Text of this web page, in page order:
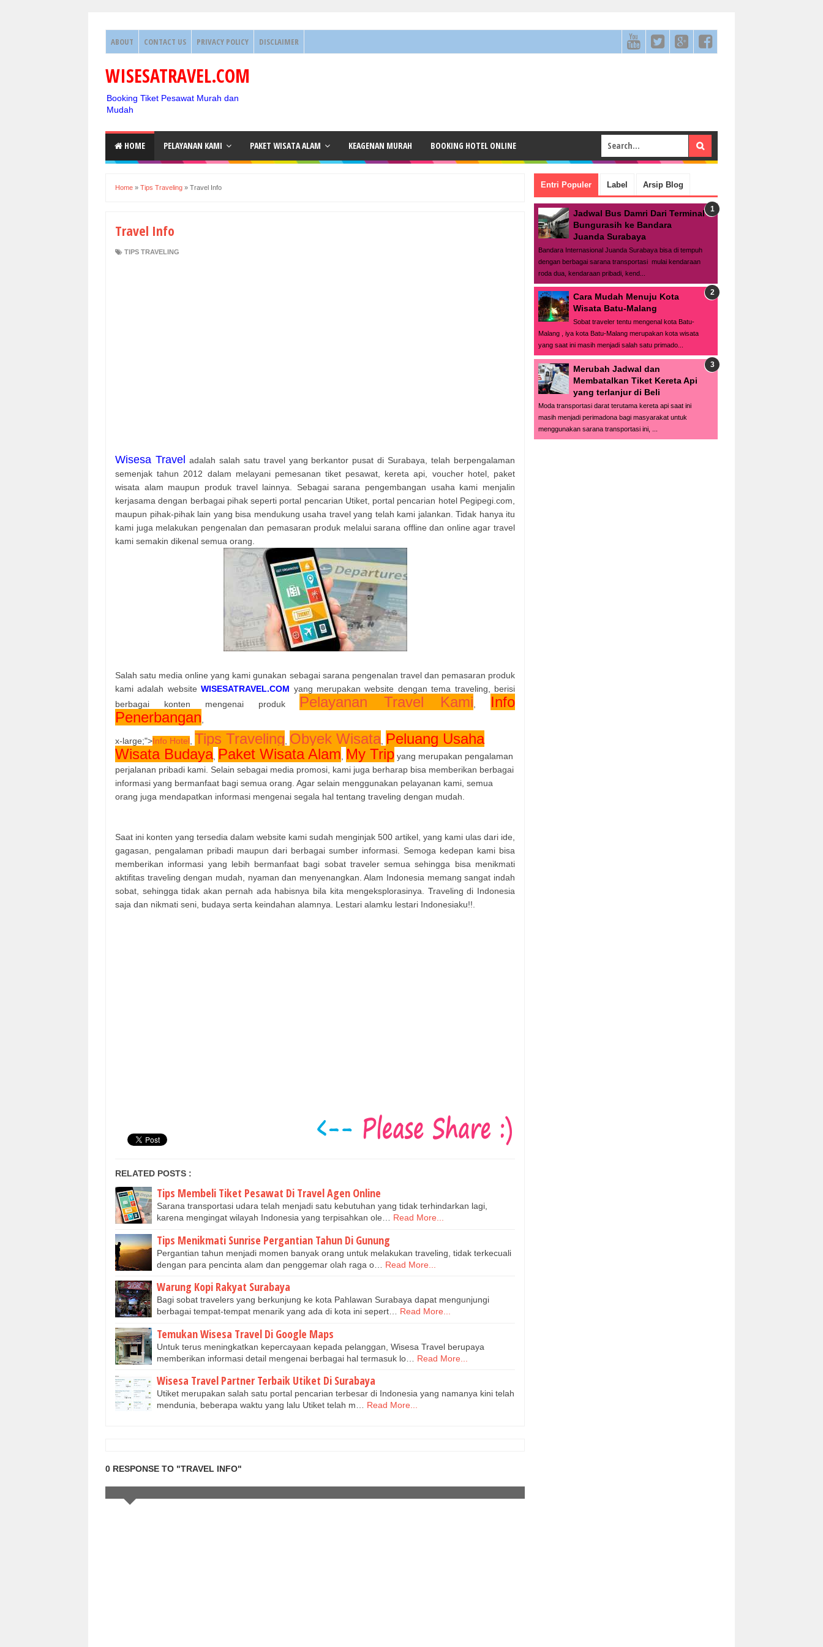
ABOUT CONTACT US PRIVACY POLICY DISCLAIMER
WISESATRAVEL.COM
Booking Tiket Pesawat Murah dan
Mudah
HOME PELAYANAN KAMI PAKET WISATA ALAM KEAGENAN MURAH BOOKING HOTEL ONLINE
Home » Tips Traveling » Travel Info
Travel Info
TIPS TRAVELING
Wisesa Travel
adalah salah satu travel yang berkantor pusat di Surabaya, telah berpengalaman
semenjak tahun 2012 dalam melayani pemesanan tiket pesawat, kereta api, voucher hotel, paket
wisata alam maupun produk travel lainnya. Sebagai sarana pengembangan usaha kami menjalin
kerjasama dengan berbagai pihak seperti portal pencarian Utiket, portal pencarian hotel Pegipegi.com,
maupun pihak-pihak lain yang bisa mendukung usaha travel yang telah kami jalankan. Tidak hanya itu
kami juga melakukan pengenalan dan pemasaran produk melalui sarana offline dan online agar travel
kami semakin dikenal semua orang.
Salah satu media online yang kami gunakan sebagai sarana pengenalan travel dan pemasaran produk
kami adalah websiteWISESATRAVEL.COM yang merupakan website dengan tema traveling, berisi
berbagai konten mengenai produk Pelayanan Travel Kami
Info
Penerbangan
x-large;">Info Hotel Tips Traveling Obyek Wisata, Peluang Usaha
Wisata Budaya, Paket Wisata Alam My Trip yang merupakan pengalaman
perjalanan pribadi kami. Selain sebagai media promosi, kami juga berharap bisa memberikan berbagai
informasi yang bermanfaat bagi semua orang. Agar selain menggunakan pelayanan kami, semua
orang juga mendapatkan informasi mengenai segala hal tentang traveling dengan mudah.
Saat ini konten yang tersedia dalam website kami sudah menginjak 500 artikel, yang kami ulas dari ide,
gagasan, pengalaman pribadi maupun dari berbagai sumber informasi. Semoga kedepan kami bisa
memberikan informasi yang lebih bermanfaat bagi sobat traveler semua sehingga bisa menikmati
aktifitas traveling dengan mudah, nyaman dan menyenangkan. Alam Indonesia memang sangat indah
sobat, sehingga tidak akan pernah ada habisnya bila kita mengeksplorasinya. Traveling di Indonesia
saja dan nikmati seni, budaya serta keindahan alamnya. Lestari alamku lestari Indonesiaku!!.
RELATED POSTS :
Tips Membeli Tiket Pesawat Di Travel Agen Online
Sarana transportasi udara telah menjadi satu kebutuhan yang tidak terhindarkan lagi,
karena mengingat wilayah Indonesia yang terpisahkan ole…
Read More...
Tips Menikmati Sunrise Pergantian Tahun Di Gunung
Pergantian tahun menjadi momen banyak orang untuk melakukan traveling, tidak terkecuali
dengan para pencinta alam dan penggemar olah raga o…
Read More...
Warung Kopi Rakyat Surabaya
Bagi sobat travelers yang berkunjung ke kota Pahlawan Surabaya dapat mengunjungi
berbagai tempat-tempat menarik yang ada di kota ini sepert…
Read More...
Temukan Wisesa Travel Di Google Maps
Untuk terus meningkatkan kepercayaan kepada pelanggan, Wisesa Travel berupaya
memberikan informasi detail mengenai berbagai hal termasuk lo…
Read More...
Wisesa Travel Partner Terbaik Utiket Di Surabaya
Utiket merupakan salah satu portal pencarian terbesar di Indonesia yang namanya kini telah
mendunia, beberapa waktu yang lalu Utiket telah m…
Read More...
0 RESPONSE TO "TRAVEL INFO"
Entri Populer Label Arsip Blog
Jadwal Bus Damri Dari Terminal
Bungurasih ke Bandara
Juanda Surabaya
Bandara Internasional Juanda Surabaya bisa di tempuh
dengan berbagai sarana transportasi mulai kendaraan
roda dua, kendaraan pribadi, kend...
Cara Mudah Menuju Kota
Wisata Batu-Malang
Sobat traveler tentu mengenal kota Batu-
Malang , iya kota Batu-Malang merupakan kota wisata
yang saat ini masih menjadi salah satu primado...
Merubah Jadwal dan
Membatalkan Tiket Kereta Api
yang terlanjur di Beli
Moda transportasi darat terutama kereta api saat ini
masih menjadi perimadona bagi masyarakat untuk
menggunakan sarana transportasi ini, ...